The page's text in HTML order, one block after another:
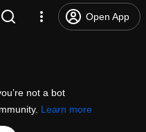
Open App
not a bot
Learn more